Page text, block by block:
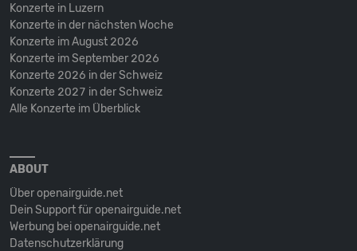
Konzerte in Luzern
Konzerte in der nächsten Woche
Konzerte im August 2026
Konzerte im September 2026
Konzerte 2026 in der Schweiz
Konzerte 2027 in der Schweiz
Alle Konzerte im Überblick
ABOUT
Über openairguide.net
Dein Support für openairguide.net
Werbung bei openairguide.net
Datenschutz­erklärung